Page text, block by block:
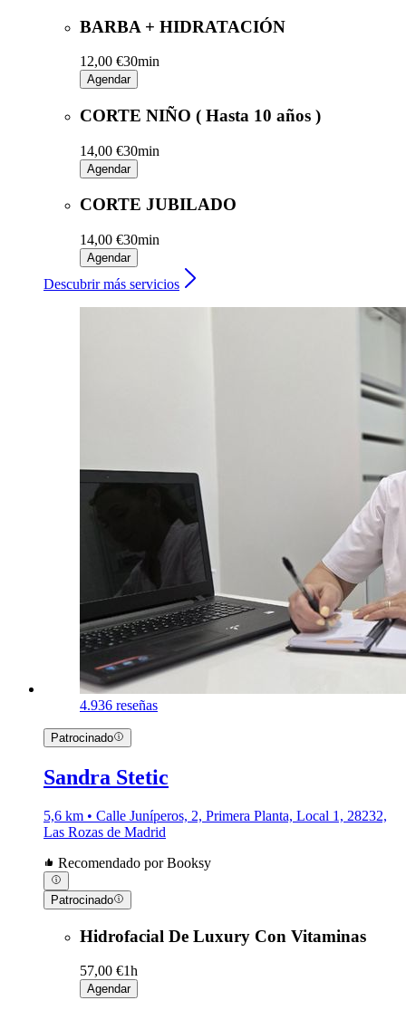
BARBA + HIDRATACIÓN
12,00 €30min
Agendar
CORTE NIÑO ( Hasta 10 años )
14,00 €30min
Agendar
CORTE JUBILADO
14,00 €30min
Agendar
Descubrir más servicios
4.936 reseñas
Patrocinado
Sandra Stetic
5,6 km • Calle Juníperos, 2, Primera Planta, Local 1, 28232,
Las Rozas de Madrid
Recomendado por Booksy
Patrocinado
Hidrofacial De Luxury Con Vitaminas
57,00 €1h
Agendar